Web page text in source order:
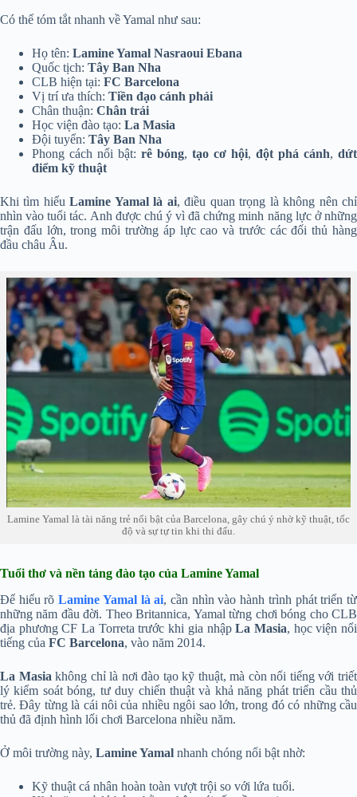
Có thể tóm tắt nhanh về Yamal như sau:
Họ tên: Lamine Yamal Nasraoui Ebana
Quốc tịch: Tây Ban Nha
CLB hiện tại: FC Barcelona
Vị trí ưa thích: Tiền đạo cánh phải
Chân thuận: Chân trái
Học viện đào tạo: La Masia
Đội tuyển: Tây Ban Nha
Phong cách nổi bật: rê bóng, tạo cơ hội, đột phá cánh, dứt
điểm kỹ thuật
Khi tìm hiểuLamine Yamal là ai, điều quan trọng là không nên chỉ
nhìn vào tuổi tác. Anh được chú ý vì đã chứng minh năng lực ở những
trận đấu lớn, trong môi trường áp lực cao và trước các đối thủ hàng
đầu châu Âu.
Lamine Yamal là tài năng trẻ nổi bật của Barcelona, gây chú ý nhờ kỹ thuật, tốc
độ và sự tự tin khi thi đấu.
Tuổi thơ và nền tảng đào tạo của Lamine Yamal
Để hiểu rõLamine Yamal là ai, cần nhìn vào hành trình phát triển từ
những năm đầu đời. Theo Britannica, Yamal từng chơi bóng cho CLB
địa phương CF La Torreta trước khi gia nhậpLa Masia, học viện nổi
tiếng của FC Barcelona, vào năm 2014.
La Masia không chỉ là nơi đào tạo kỹ thuật, mà còn nổi tiếng với triết
lý kiểm soát bóng, tư duy chiến thuật và khả năng phát triển cầu thủ
trẻ. Đây từng là cái nôi của nhiều ngôi sao lớn, trong đó có những cầu
thủ đã định hình lối chơi Barcelona nhiều năm.
Ở môi trường này, Lamine Yamal nhanh chóng nổi bật nhờ:
Kỹ thuật cá nhân hoàn toàn vượt trội so với lứa tuổi.